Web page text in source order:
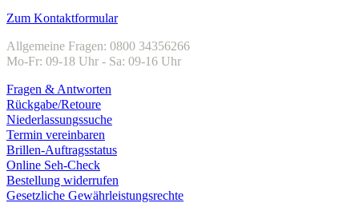
Zum Kontaktformular
Allgemeine Fragen: 0800 34356266
Mo-Fr: 09-18 Uhr - Sa: 09-16 Uhr
Fragen & Antworten
Rückgabe/Retoure
Niederlassungssuche
Termin vereinbaren
Brillen-Auftragsstatus
Online Seh-Check
Bestellung widerrufen
Gesetzliche Gewährleistungsrechte